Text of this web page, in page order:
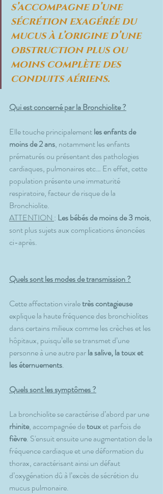
s’accompagne d’une
sécrétion exagérée du
mucus à l’origine d’une
obstruction plus ou
moins complète des
conduits aériens.
Qui est concerné par la Bronchiolite ?
Elle touche principalement les enfants de
moins de 2 ans, notamment les enfants
prématurés ou présentant des pathologies
cardiaques, pulmonaires etc… En effet, cette
population présente une immaturité
respiratoire, facteur de risque de la
Bronchiolite.
ATTENTION : Les bébés de moins de 3 mois,
sont plus sujets aux complications énoncées
ci-après.
Quels sont les modes de transmission ?
Cette affectation virale très contagieuse
explique la haute fréquence des bronchiolites
dans certains milieux comme les crèches et les
hôpitaux, puisqu’elle se transmet d’une
personne à une autre par la salive, la toux et
les éternuements.
Quels sont les symptômes ?
La bronchiolite se caractérise d’abord par une
rhinite, accompagnée de toux et parfois de
fièvre. S'ensuit ensuite une augmentation de la
fréquence cardiaque et une déformation du
thorax, caractérisant ainsi un défaut
d’oxygénation dû à l’excès de sécrétion du
mucus pulmonaire.